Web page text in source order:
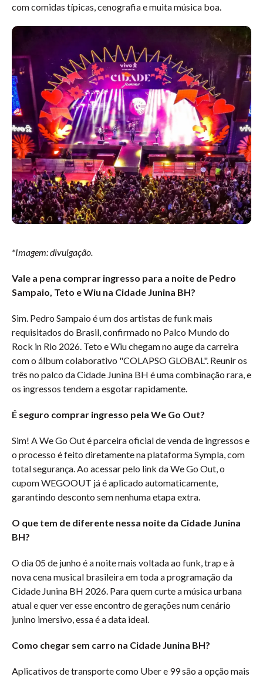
com comidas típicas, cenografia e muita música boa.
*Imagem: divulgação.
Vale a pena comprar ingresso para a noite de Pedro
Sampaio, Teto e Wiu na Cidade Junina BH?
Sim. Pedro Sampaio é um dos artistas de funk mais
requisitados do Brasil, confirmado no Palco Mundo do
Rock in Rio 2026. Teto e Wiu chegam no auge da carreira
com o álbum colaborativo "COLAPSO GLOBAL". Reunir os
três no palco da Cidade Junina BH é uma combinação rara, e
os ingressos tendem a esgotar rapidamente.
É seguro comprar ingresso pela We Go Out?
Sim! A We Go Out é parceira oficial de venda de ingressos e
o processo é feito diretamente na plataforma Sympla, com
total segurança. Ao acessar pelo link da We Go Out, o
cupom WEGOOUT já é aplicado automaticamente,
garantindo desconto sem nenhuma etapa extra.
O que tem de diferente nessa noite da Cidade Junina
BH?
O dia 05 de junho é a noite mais voltada ao funk, trap e à
nova cena musical brasileira em toda a programação da
Cidade Junina BH 2026. Para quem curte a música urbana
atual e quer ver esse encontro de gerações num cenário
junino imersivo, essa é a data ideal.
Como chegar sem carro na Cidade Junina BH?
Aplicativos de transporte como Uber e 99 são a opção mais